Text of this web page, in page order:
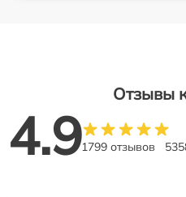
Отзывы
4.91799 отзывов